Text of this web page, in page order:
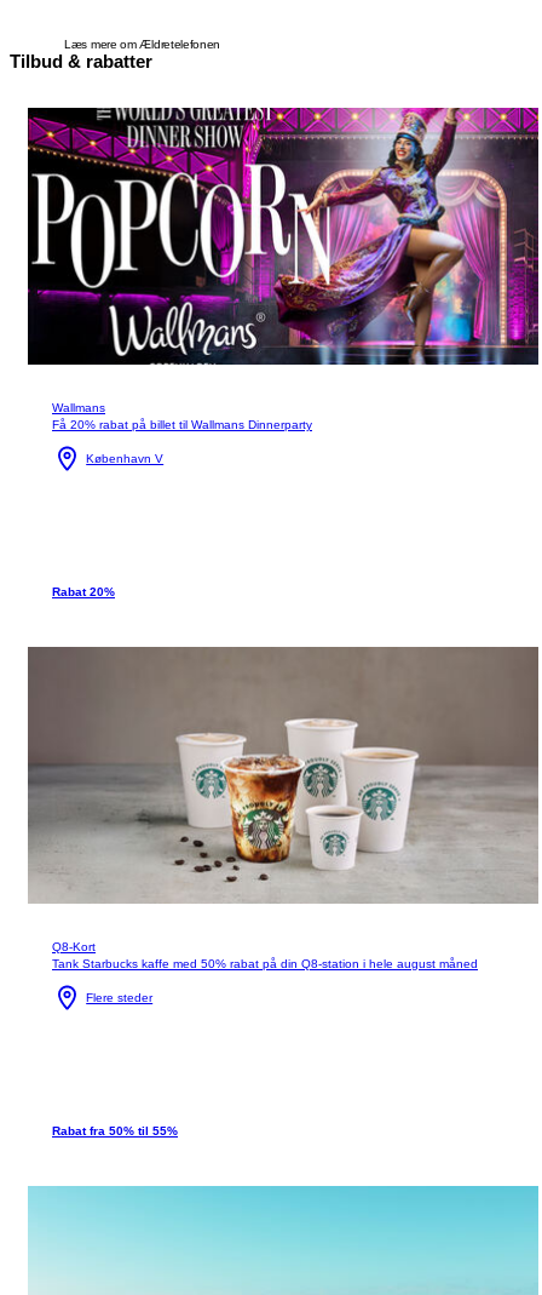
Læs mere om Ældretelefonen
Tilbud & rabatter
Wallmans
Få 20% rabat på billet til Wallmans Dinnerparty
København V
Rabat 20%
Q8-Kort
Tank Starbucks kaffe med 50% rabat på din Q8-station i hele august måned
Flere steder
Rabat fra 50% til 55%